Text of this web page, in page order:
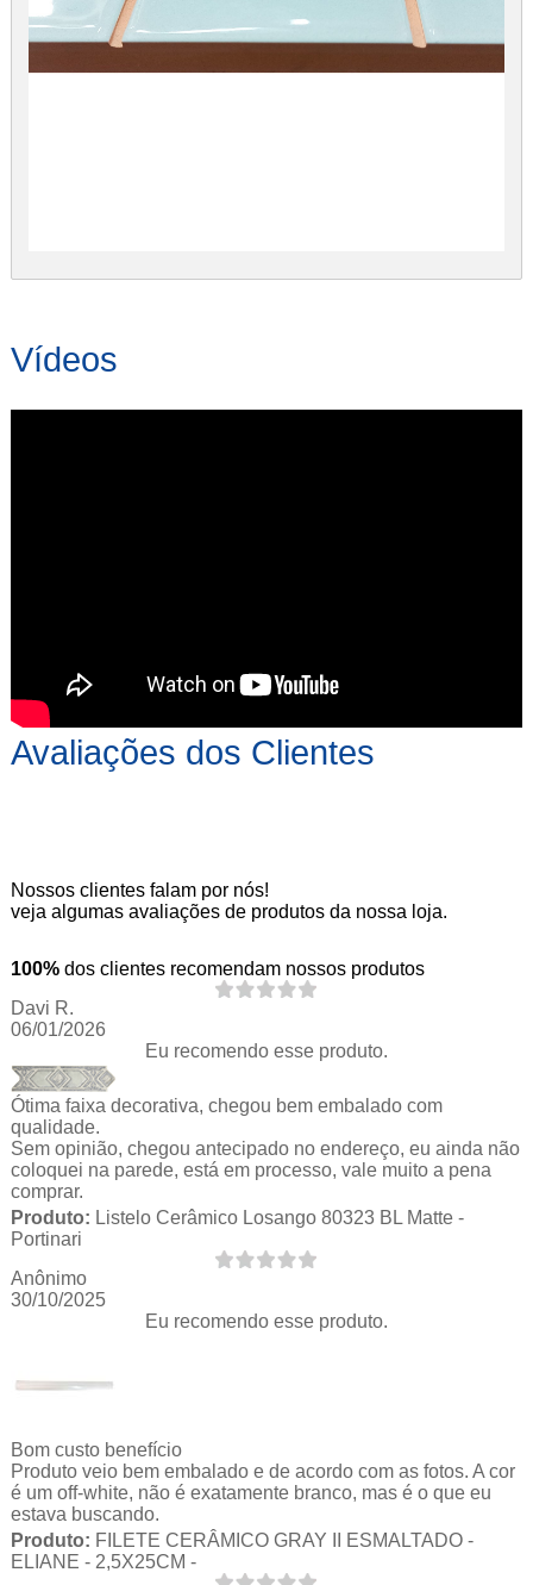
Vídeos
Avaliações dos Clientes
Nossos clientes falam por nós!
veja algumas avaliações de produtos da nossa loja.
100% dos clientes recomendam nossos produtos
Davi R.
06/01/2026
Eu recomendo esse produto.
Ótima faixa decorativa, chegou bem embalado com
qualidade.
Sem opinião, chegou antecipado no endereço, eu ainda não
coloquei na parede, está em processo, vale muito a pena
comprar.
Produto: Listelo Cerâmico Losango 80323 BL Matte -
Portinari
Anônimo
30/10/2025
Eu recomendo esse produto.
Bom custo benefício
Produto veio bem embalado e de acordo com as fotos. A cor
é um off-white, não é exatamente branco, mas é o que eu
estava buscando.
Produto: FILETE CERÂMICO GRAY II ESMALTADO -
ELIANE - 2,5X25CM -